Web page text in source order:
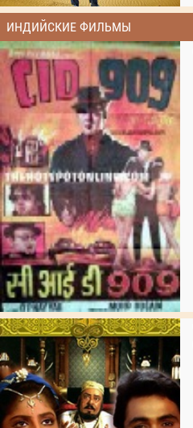
ИНДИЙСКИЕ ФИЛЬМЫ